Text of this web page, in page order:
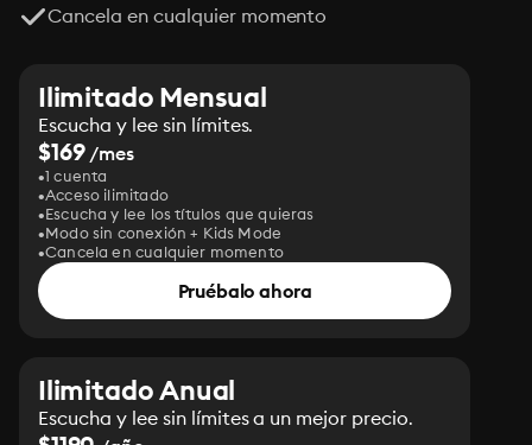
Cancela en cualquier momento
Ilimitado Mensual
Escucha y lee sin límites.
$169/mes
1 cuenta
Acceso ilimitado
Escucha y lee los títulos que quieras
Modo sin conexión + Kids Mode
Cancela en cualquier momento
Pruébalo ahora
Ilimitado Anual
Escucha y lee sin límites a un mejor precio.